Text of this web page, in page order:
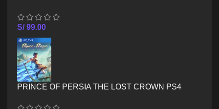
S/99.00
PRINCE OF PERSIA THE LOST CROWN PS4